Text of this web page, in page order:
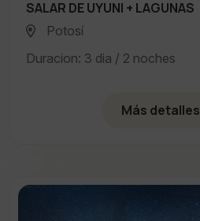
SALAR DE UYUNI + LAGUNAS
Potosí
Duracion: 3 dia / 2 noches
Más detalles